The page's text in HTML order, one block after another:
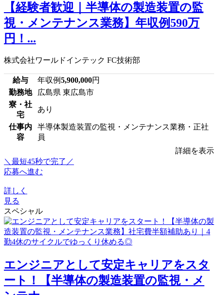
【経験者歓迎｜半導体の製造装置の監
視・メンテナンス業務】年収例590万
円！...
株式会社ワールドインテック FC技術部
給与 年収例5,900,000円
勤務地
広島県 東広島市
寮・社
宅
あり
仕事内
容
半導体製造装置の監視・メンテナンス業務・正社
員
詳細を表示
＼最短45秒で完了／
応募へ進む
詳しく
見る
スペシャル
エンジニアとして安定キャリアをスタ
ート！【半導体の製造装置の監視・メ